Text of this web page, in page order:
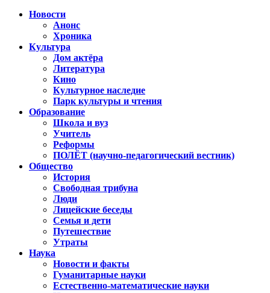
Новости
Анонс
Хроника
Культура
Дом актёра
Литература
Кино
Культурное наследие
Парк культуры и чтения
Образование
Школа и вуз
Учитель
Реформы
ПОЛЁТ (научно-педагогический вестник)
Общество
История
Свободная трибуна
Люди
Лицейские беседы
Семья и дети
Путешествие
Утраты
Наука
Новости и факты
Гуманитарные науки
Естественно-математические науки